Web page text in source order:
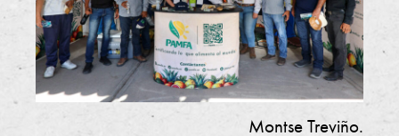
A
A
C
Montse Treviño.